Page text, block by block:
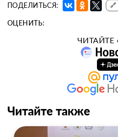
ПОДЕЛИТЬСЯ: 🔗
ОЦЕНИТЬ:
ЧИТАЙТЕ
Читайте также